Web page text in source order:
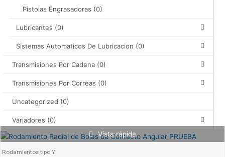
Pistolas Engrasadoras (0)
Lubricantes (0)
Sistemas Automaticos De Lubricacion (0)
Transmisiones Por Cadena (0)
Transmisiones Por Correas (0)
Uncategorized (0)
Variadores (0)
Vista rápida
Rodamientos tipo Y